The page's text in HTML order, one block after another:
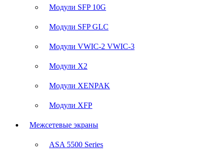
Модули SFP 10G
Модули SFP GLC
Модули VWIC-2 VWIC-3
Модули X2
Модули XENPAK
Модули XFP
Межсетевые экраны
ASA 5500 Series